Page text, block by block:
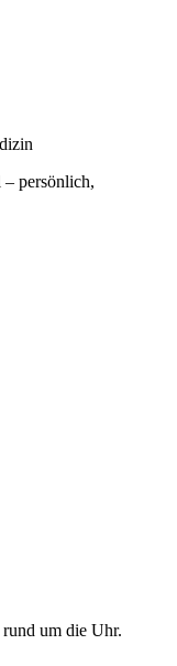
persönlich,
um die Uhr.